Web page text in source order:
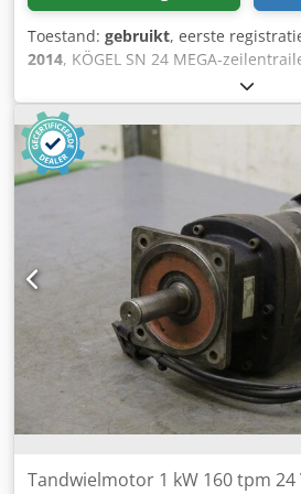
Toestand: gebruikt, eerste
2014, KÖGEL SN 24 MEGA-
hefdak - 5x beschikbaar! • ABS • EBS
ladingzekeringscertificaat • EDSCHA
Gereedschapskist rechts voor •
Achterportaaldeuren Chodpfjzfxnhsx
Binnenafmetingen: 13.620 x 2.490 x
Mechanisch hefdak • Toegestane
Ledig gewicht: 6.710 kg •
luchtgeveerde SAF-assen • Hef-/
Bandenmaat: 435/50 R19.5 •
Duitse oplegger! - Keuring/TÜV op
meerprijs: nieuw! Fouten en
voorbehouden!
Tandwielmotor 1 kW 160 tpm 24